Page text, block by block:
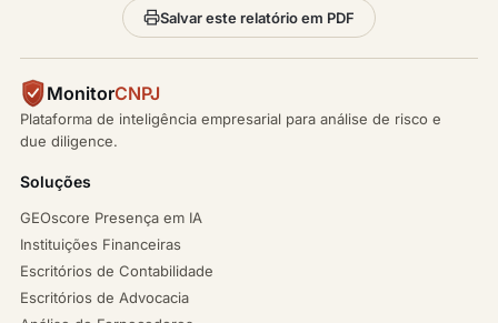
Salvar este relatório em PDF
MonitorCNPJ
Plataforma de inteligência empresarial para análise de risco e
due diligence.
Soluções
GEOscore Presença em IA
Instituições Financeiras
Escritórios de Contabilidade
Escritórios de Advocacia